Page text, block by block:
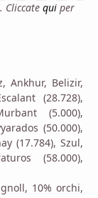
Cliccate qui per
Ankhur, Belizir,
(28.728),
(5.000),
(50.000),
(17.784), Szul,
(58.000),
10% orchi,